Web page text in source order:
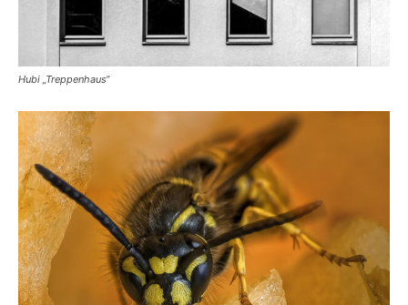
Hubi „Treppenhaus“